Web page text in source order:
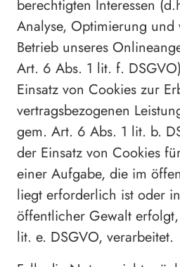
berechtigten Interessen
Analyse, Optimierung und
Betrieb unseres
Art. 6 Abs. 1 lit. f.
Einsatz von Cookies zur
vertragsbezogenen
gem. Art. 6 Abs. 1 lit. b.
der Einsatz von Cookies
einer Aufgabe, die im
liegt erforderlich ist oder
öffentlicher Gewalt
lit. e. DSGVO, verarbeitet.